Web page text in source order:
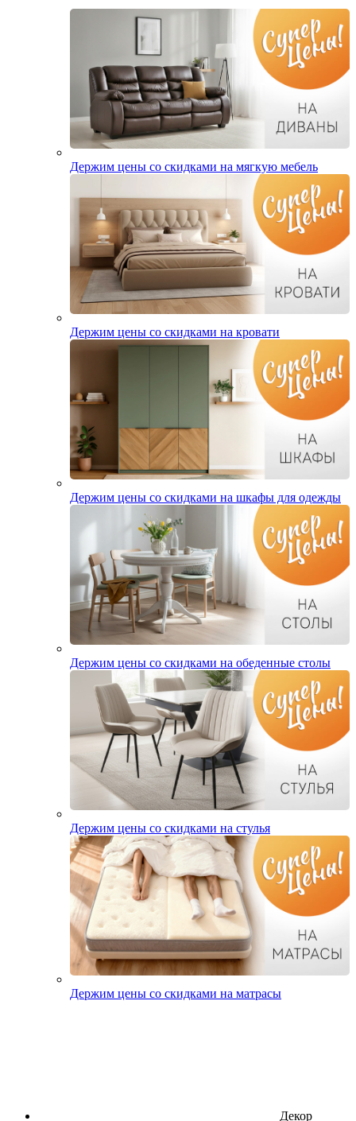
Держим цены со скидками на мягкую мебель
Держим цены со скидками на кровати
Держим цены со скидками на шкафы для одежды
Держим цены со скидками на обеденные столы
Держим цены со скидками на стулья
Держим цены со скидками на матрасы
Декор